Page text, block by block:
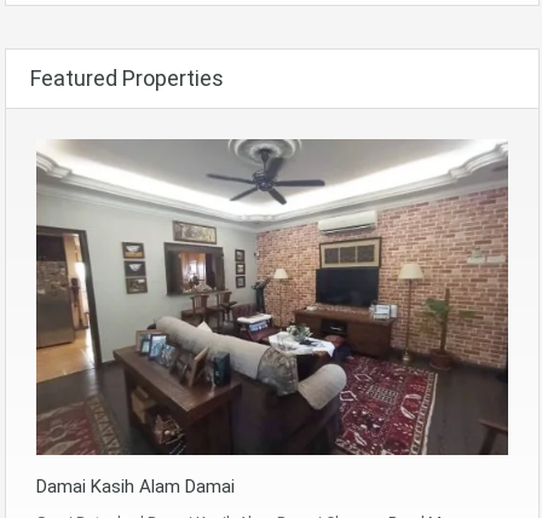
Featured Properties
Damai Kasih Alam Damai